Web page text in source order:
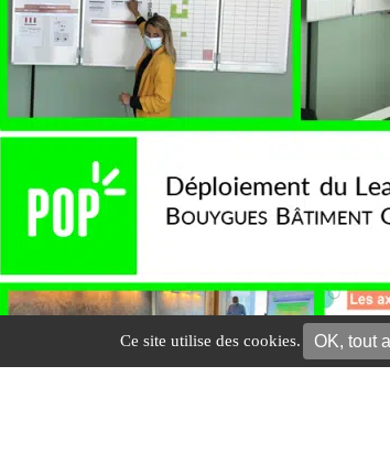
Ce site utilise des cookies. OK, tout